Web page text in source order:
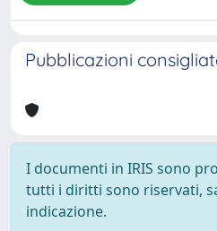
Pubblicazioni
I documenti in IRIS sono
tutti i diritti sono riservati,
indicazione.